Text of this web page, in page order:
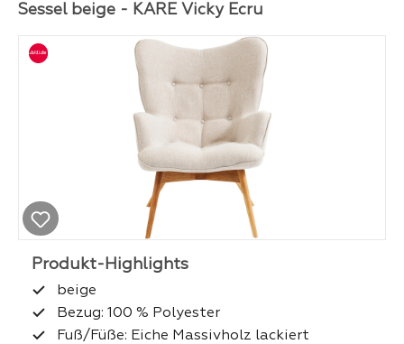
Bildergalerie überspringen
Sessel beige - KARE Vicky Ecru
beige
Bezug: 100 % Polyester
Fuß/Füße: Eiche Massivholz lackiert